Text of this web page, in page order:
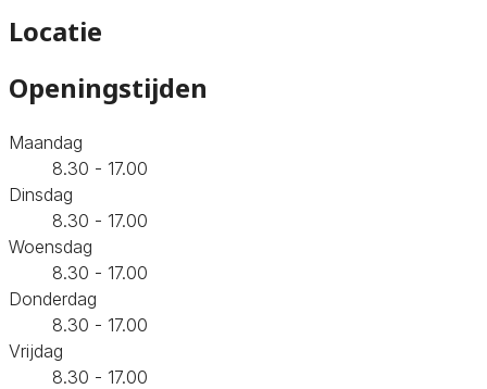
Locatie
Openingstijden
Maandag
8.30 - 17.00
Dinsdag
8.30 - 17.00
Woensdag
8.30 - 17.00
Donderdag
8.30 - 17.00
Vrijdag
8.30 - 17.00